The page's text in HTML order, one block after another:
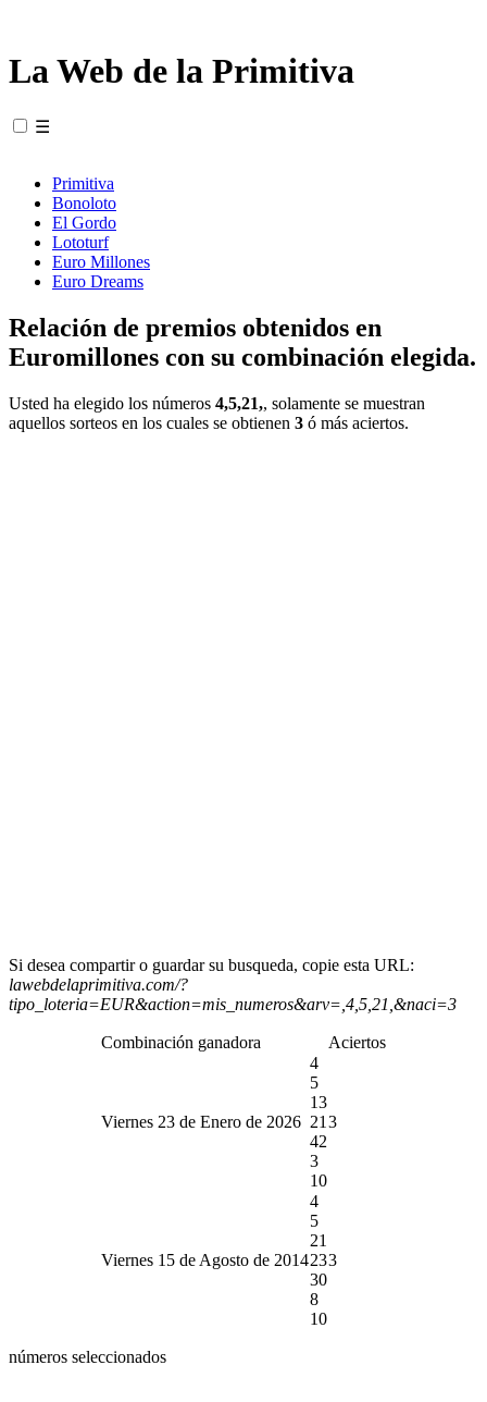
La Web de la Primitiva
☰
Primitiva
Bonoloto
El Gordo
Lototurf
Euro Millones
Euro Dreams
Relación de premios obtenidos en
Euromillones con su combinación elegida.
Usted ha elegido los números 4,5,21,, solamente se muestran
aquellos sorteos en los cuales se obtienen 3 ó más aciertos.
Si desea compartir o guardar su busqueda, copie esta URL:
lawebdelaprimitiva.com/?
tipo_loteria=EUR&action=mis_numeros&arv=,4,5,21,&naci=3
Combinación ganadora Aciertos
Viernes 23 de Enero de 2026
4
5
13
21
42
3
10
3
Viernes 15 de Agosto de 2014
4
5
21
23
30
8
10
3
números seleccionados